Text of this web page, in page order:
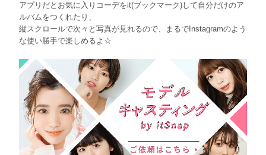
アプリだとお気に入りコーデをit(ブックマーク)して自分だけのア
ルバムをつくれたり、
縦スクロールで次々と写真が見れるので、まるでInstagramのよう
な使い勝手で楽しめるよ☆